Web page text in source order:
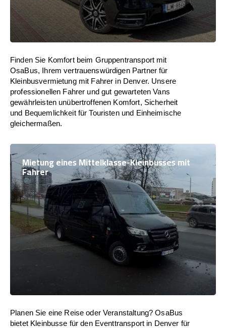
Finden Sie Komfort beim Gruppentransport mit
OsaBus, Ihrem vertrauenswürdigen Partner für
Kleinbusvermietung mit Fahrer in Denver. Unsere
professionellen Fahrer und gut gewarteten Vans
gewährleisten unübertroffenen Komfort, Sicherheit
und Bequemlichkeit für Touristen und Einheimische
gleichermaßen.
Mietung eines Mittelklasse-Kleinbusses mit
Fahrer
Planen Sie eine Reise oder Veranstaltung? OsaBus
bietet Kleinbusse für den Eventtransport in Denver für